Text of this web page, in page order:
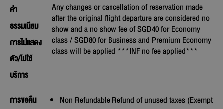
ค่า
ธรรมเนียม
การไม่แสดง
ตัว/ไม่ใช้
บริการ
Any changes or cancellation of reservation made
after the original flight departure are considered no
show and a no show fee of SGD40 for Economy
class / SGD80 for Business and Premium Economy
class will be applied ***INF no fee applied***
การขอคืน
Non Refundable.Refund of unused taxes (Exempt